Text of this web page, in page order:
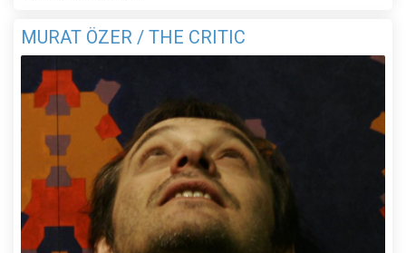
MURAT ÖZER / THE CRITIC